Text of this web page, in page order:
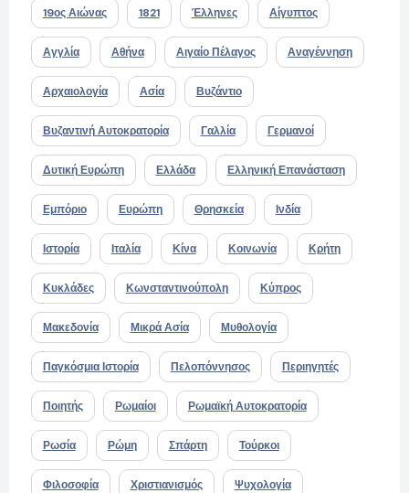
19ος Αιώνας 1821 Έλληνες Αίγυπτος
Αγγλία Αθήνα Αιγαίο Πέλαγος Αναγέννηση
Αρχαιολογία Ασία Βυζάντιο
Βυζαντινή Αυτοκρατορία Γαλλία Γερμανοί
Δυτική Ευρώπη Ελλάδα Ελληνική Επανάσταση
Εμπόριο Ευρώπη Θρησκεία Ινδία
Ιστορία Ιταλία Κίνα Κοινωνία Κρήτη
Κυκλάδες Κωνσταντινούπολη Κύπρος
Μακεδονία Μικρά Ασία Μυθολογία
Παγκόσμια Ιστορία Πελοπόννησος Περιηγητές
Ποιητής Ρωμαίοι Ρωμαϊκή Αυτοκρατορία
Ρωσία Ρώμη Σπάρτη Τούρκοι
Φιλοσοφία Χριστιανισμός Ψυχολογία